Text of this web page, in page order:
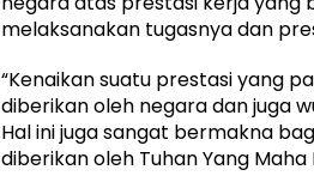
melaksanakan tugasnya dan
“Kenaikan suatu prestasi yang
diberikan oleh negara dan juga
Hal ini juga sangat bermakna
diberikan oleh Tuhan Yang Maha